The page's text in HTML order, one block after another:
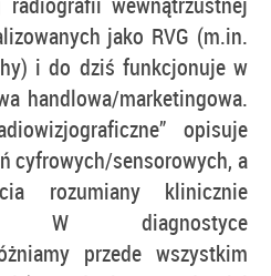
jako RVG (m.in.
i do dziś funkcjonuje w
handlowa/marketingowa.
opisuje
cyfrowych/sensorowych, a
rozumiany klinicznie
W diagnostyce
przede wszystkim